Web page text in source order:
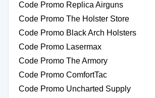
Code Promo Replica Airguns
Code Promo The Holster Store
Code Promo Black Arch Holsters
Code Promo Lasermax
Code Promo The Armory
Code Promo ComfortTac
Code Promo Uncharted Supply